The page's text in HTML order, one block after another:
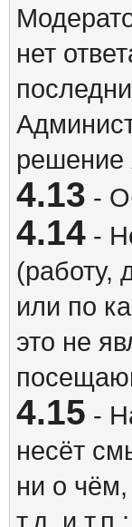
нет
решение
4.13 -
4.14-
(работу,
или по
это не
4.15 -
несёт
ни о